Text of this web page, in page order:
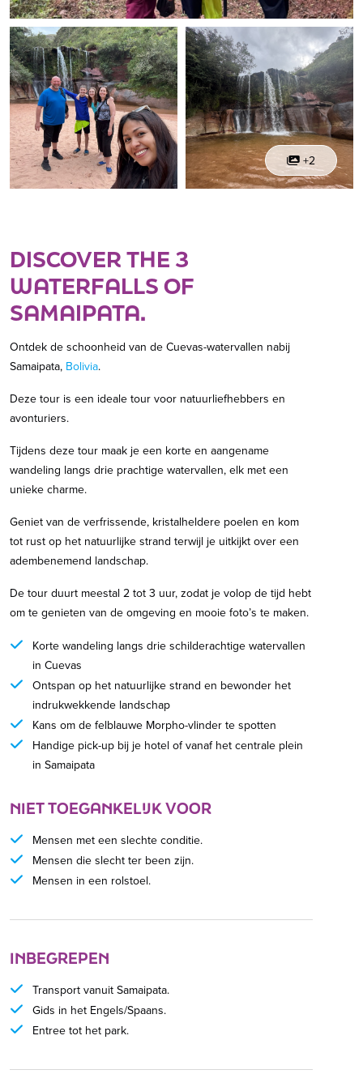
+2
DISCOVER THE 3
WATERFALLS OF
SAMAIPATA.
Ontdek de schoonheid van de Cuevas-watervallen nabij
Samaipata, Bolivia.
Deze tour is een ideale tour voor natuurliefhebbers en
avonturiers.
Tijdens deze tour maak je een korte en aangename
wandeling langs drie prachtige watervallen, elk met een
unieke charme.
Geniet van de verfrissende, kristalheldere poelen en kom
tot rust op het natuurlijke strand terwijl je uitkijkt over een
adembenemend landschap.
De tour duurt meestal 2 tot 3 uur, zodat je volop de tijd hebt
om te genieten van de omgeving en mooie foto’s te maken.
Korte wandeling langs drie schilderachtige watervallen
in Cuevas
Ontspan op het natuurlijke strand en bewonder het
indrukwekkende landschap
Kans om de felblauwe Morpho-vlinder te spotten
Handige pick-up bij je hotel of vanaf het centrale plein
in Samaipata
NIET TOEGANKELIJK VOOR
Mensen met een slechte conditie.
Mensen die slecht ter been zijn.
Mensen in een rolstoel.
INBEGREPEN
Transport vanuit Samaipata.
Gids in het Engels/Spaans.
Entree tot het park.